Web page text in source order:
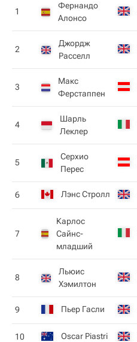
1
Фернандо
Алонсо
2
Джордж
Расселл
3
Макс
Ферстаппен
4
Шарль
Леклер
5
Серхио
Перес
6 Лэнс Стролл
7
Карлос
Сайнс-
младший
8
Льюис
Хэмилтон
9 Пьер Гасли
10 Oscar Piastri